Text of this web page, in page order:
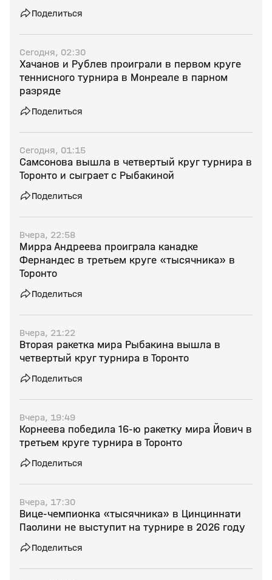
Поделиться
Сегодня, 02:30
Хачанов и Рублев проиграли в первом круге
теннисного турнира в Монреале в парном
разряде
Поделиться
Сегодня, 01:15
Самсонова вышла в четвертый круг турнира в
Торонто и сыграет с Рыбакиной
Поделиться
Вчера, 22:58
Мирра Андреева проиграла канадке
Фернандес в третьем круге «тысячника» в
Торонто
Поделиться
Вчера, 21:22
Вторая ракетка мира Рыбакина вышла в
четвертый круг турнира в Торонто
Поделиться
Вчера, 19:49
Корнеева победила 16‑ю ракетку мира Йович в
третьем круге турнира в Торонто
Поделиться
Вчера, 17:30
Вице‑чемпионка «тысячника» в Цинциннати
Паолини не выступит на турнире в 2026 году
Поделиться